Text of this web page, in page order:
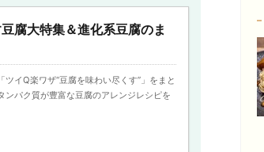
腐大特集＆進化系豆腐のま
イQ楽ワザ“豆腐を味わい尽くす”」をまと
パク質が豊富な豆腐のアレンジレシピを